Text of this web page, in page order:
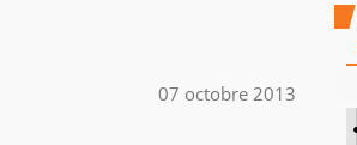
07 octobre 2013